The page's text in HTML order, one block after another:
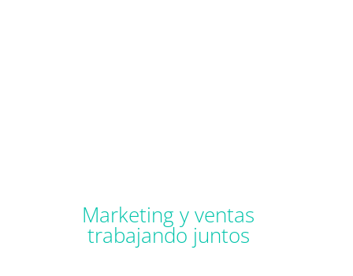
Marketing y ventas
trabajando juntos